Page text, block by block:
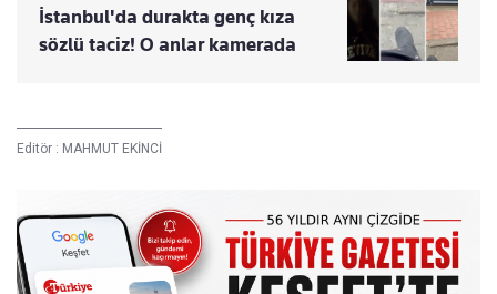
İstanbul'da durakta genç kıza
sözlü taciz! O anlar kamerada
Editör : MAHMUT EKİNCİ